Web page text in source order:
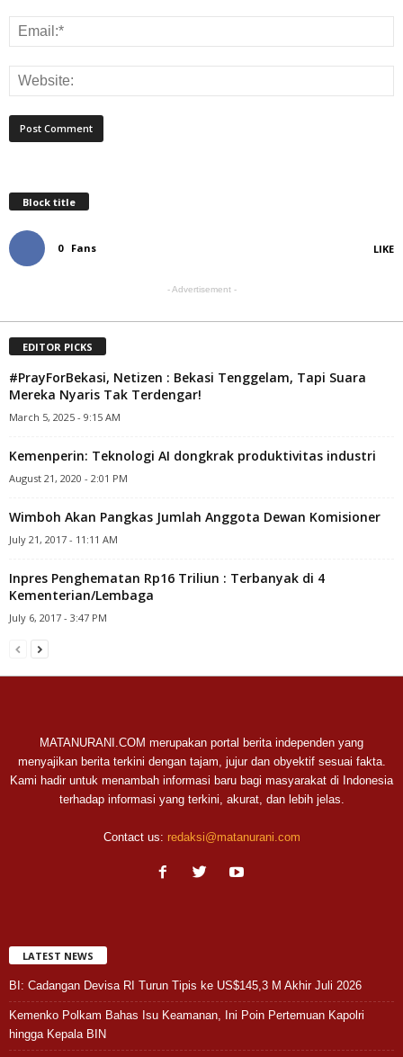
Block title
0 Fans LIKE
- Advertisement -
EDITOR PICKS
#PrayForBekasi, Netizen : Bekasi Tenggelam, Tapi Suara
Mereka Nyaris Tak Terdengar!
March 5, 2025 - 9:15 AM
Kemenperin: Teknologi AI dongkrak produktivitas industri
August 21, 2020 - 2:01 PM
Wimboh Akan Pangkas Jumlah Anggota Dewan Komisioner
July 21, 2017 - 11:11 AM
Inpres Penghematan Rp16 Triliun : Terbanyak di 4
Kementerian/Lembaga
July 6, 2017 - 3:47 PM
MATANURANI.COM merupakan portal berita independen yang
menyajikan berita terkini dengan tajam, jujur dan obyektif sesuai fakta.
Kami hadir untuk menambah informasi baru bagi masyarakat di Indonesia
terhadap informasi yang terkini, akurat, dan lebih jelas.
Contact us: redaksi@matanurani.com
LATEST NEWS
BI: Cadangan Devisa RI Turun Tipis ke US$145,3 M Akhir Juli 2026
Kemenko Polkam Bahas Isu Keamanan, Ini Poin Pertemuan Kapolri
hingga Kepala BIN